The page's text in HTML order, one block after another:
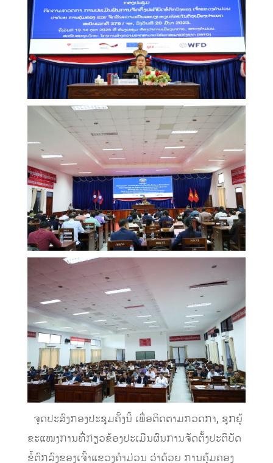
ຈຸດປະສົງກອງປະຊຸມຄັ້ງນີ້ ເພື່ອຕິດຕາມກວດກາ, ຊຸກຍູ້
ຂະແໜງການທີ່ກ່ຽວຂ້ອງປະເມີນຜົນການຈັດຕັ້ງປະຕິບັດ
ຂໍ້ຕົກລົງຂອງເຈົ້າແຂວງຄຳມ່ວນ ວ່າດ້ວຍ ການຄຸ້ມຄອງ